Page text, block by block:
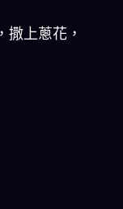
撒上蔥花，